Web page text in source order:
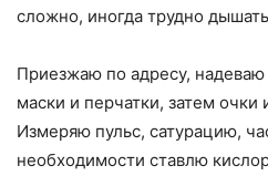
сложно, иногда трудно
Приезжаю по адресу,
маски и перчатки, затем очки
Измеряю пульс, сатурацию,
необходимости ставлю